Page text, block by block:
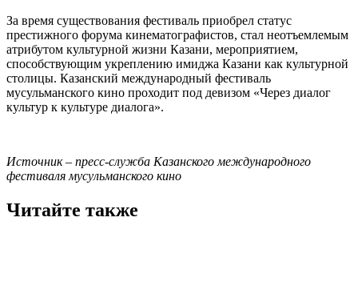
За время существования фестиваль приобрел статус
престижного форума кинематографистов, стал неотъемлемым
атрибутом культурной жизни Казани, мероприятием,
способствующим укреплению имиджа Казани как культурной
столицы. Казанский международный фестиваль
мусульманского кино проходит под девизом «Через диалог
культур к культуре диалога».
Источник – пресс-служба Казанского международного
фестиваля мусульманского кино
Читайте также